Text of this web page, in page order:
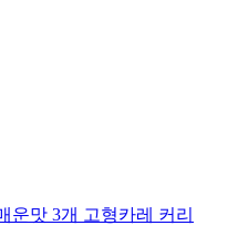
운맛 3개 고형카레 커리